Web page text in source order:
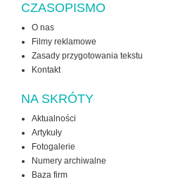
CZASOPISMO
O nas
Filmy reklamowe
Zasady przygotowania tekstu
Kontakt
NA SKRÓTY
Aktualności
Artykuły
Fotogalerie
Numery archiwalne
Baza firm